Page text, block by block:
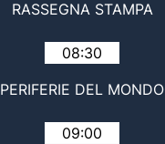
RASSEGNA STAMPA
08:30
PERIFERIE DEL MONDO
09:00